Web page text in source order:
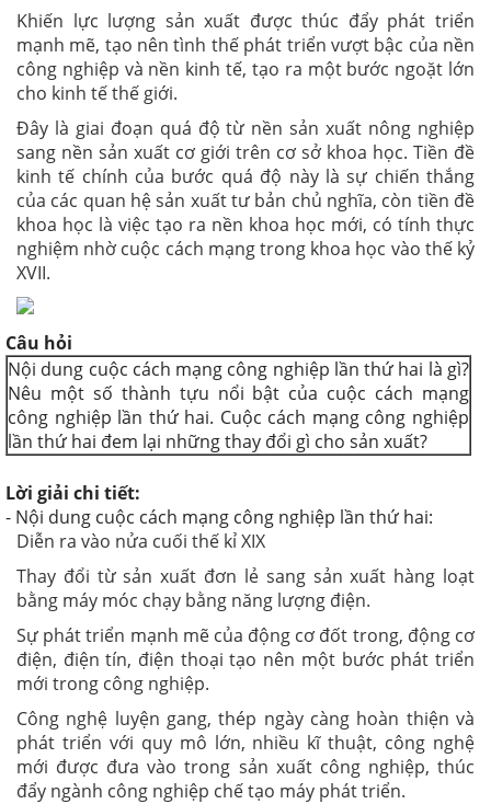
Khiến lực lượng sản xuất được thúc đẩy phát triển
mạnh mẽ, tạo nên tình thế phát triển vượt bậc của nền
công nghiệp và nền kinh tế, tạo ra một bước ngoặt lớn
cho kinh tế thế giới.
Đây là giai đoạn quá độ từ nền sản xuất nông nghiệp
sang nền sản xuất cơ giới trên cơ sở khoa học. Tiền đề
kinh tế chính của bước quá độ này là sự chiến thắng
của các quan hệ sản xuất tư bản chủ nghĩa, còn tiền đề
khoa học là việc tạo ra nền khoa học mới, có tính thực
nghiệm nhờ cuộc cách mạng trong khoa học vào thế kỷ
XVII.
Câu hỏi
Nội dung cuộc cách mạng công nghiệp lần thứ hai là gì?
Nêu một số thành tựu nổi bật của cuộc cách mạng
công nghiệp lần thứ hai. Cuộc cách mạng công nghiệp
lần thứ hai đem lại những thay đổi gì cho sản xuất?
Lời giải chi tiết:
- Nội dung cuộc cách mạng công nghiệp lần thứ hai:
Diễn ra vào nửa cuối thế kỉ XIX
Thay đổi từ sản xuất đơn lẻ sang sản xuất hàng loạt
bằng máy móc chạy bằng năng lượng điện.
Sự phát triển mạnh mẽ của động cơ đốt trong, động cơ
điện, điện tín, điện thoại tạo nên một bước phát triển
mới trong công nghiệp.
Công nghệ luyện gang, thép ngày càng hoàn thiện và
phát triển với quy mô lớn, nhiều kĩ thuật, công nghệ
mới được đưa vào trong sản xuất công nghiệp, thúc
đẩy ngành công nghiệp chế tạo máy phát triển.